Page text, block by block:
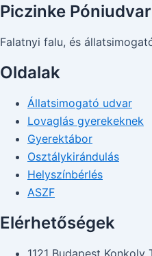
Piczinke Póniudvar
Falatnyi falu, és
Oldalak
Állatsimogató udvar
Lovaglás gyerekeknek
Gyerektábor
Osztálykirándulás
Helyszínbérlés
ASZF
Elérhetőségek
1121 Budapest Konkoly